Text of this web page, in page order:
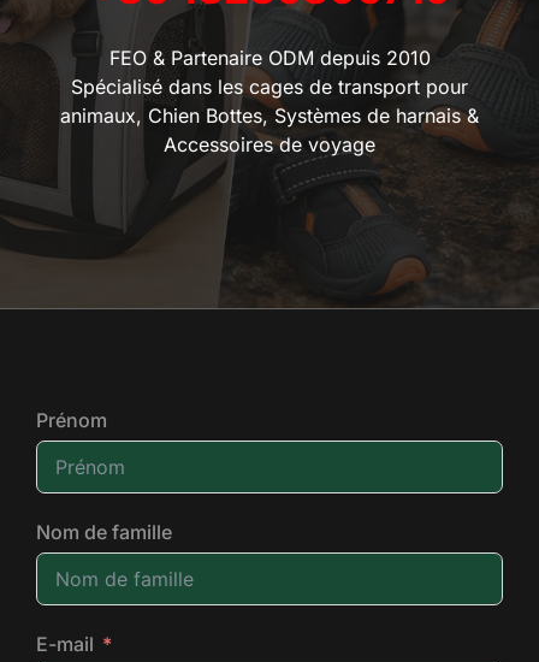
FEO & Partenaire ODM depuis 2010
Spécialisé dans les cages de transport pour
animaux, Chien Bottes, Systèmes de harnais &
Accessoires de voyage
Prénom
Nom de famille
E-mail